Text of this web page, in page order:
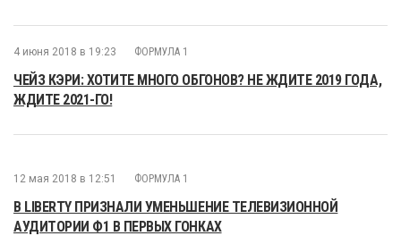
4 июня 2018 в 19:23 ФОРМУЛА 1
ЧЕЙЗ КЭРИ: ХОТИТЕ МНОГО ОБГОНОВ? НЕ ЖДИТЕ 2019 ГОДА,
ЖДИТЕ 2021-ГО!
12 мая 2018 в 12:51 ФОРМУЛА 1
В LIBERTY ПРИЗНАЛИ УМЕНЬШЕНИЕ ТЕЛЕВИЗИОННОЙ
АУДИТОРИИ Ф1 В ПЕРВЫХ ГОНКАХ